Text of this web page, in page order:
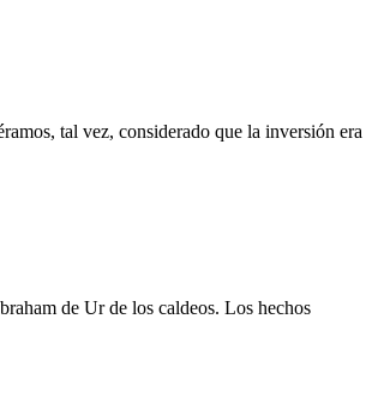
tal vez, considerado que la inversión era
de Ur de los caldeos. Los hechos